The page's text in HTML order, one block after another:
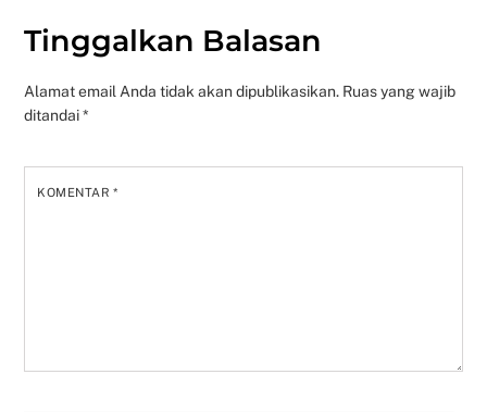
Tinggalkan Balasan
Alamat email Anda tidak akan dipublikasikan. Ruas yang wajib
ditandai*
KOMENTAR*